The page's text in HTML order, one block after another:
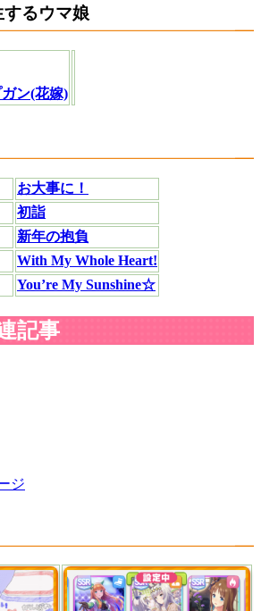
るウマ娘
ン(花嫁)
お大事に！
初詣
新年の抱負
With My Whole Heart!
You’re My Sunshine☆
記事
ジ